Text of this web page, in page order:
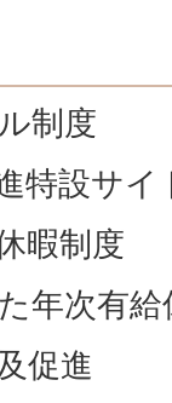
制度
特設サイ
暇制度
年次有
促進